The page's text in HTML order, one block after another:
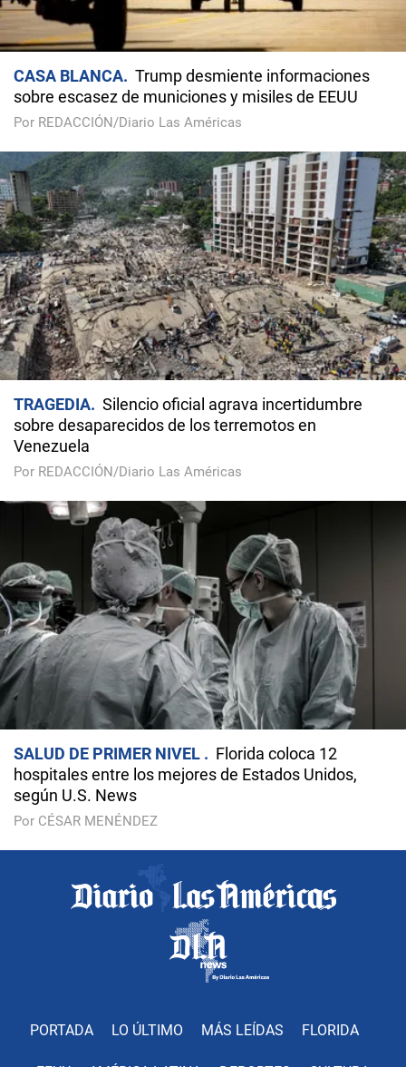
CASA BLANCA
Trump desmiente informaciones
sobre escasez de municiones y misiles de EEUU
Por REDACCIÓN/Diario Las Américas
TRAGEDIA
Silencio oficial agrava incertidumbre
sobre desaparecidos de los terremotos en
Venezuela
Por REDACCIÓN/Diario Las Américas
SALUD DE PRIMER NIVEL
Florida coloca 12
hospitales entre los mejores de Estados Unidos,
según U.S. News
Por CÉSAR MENÉNDEZ
PORTADA LO ÚLTIMO MÁS LEÍDAS FLORIDA